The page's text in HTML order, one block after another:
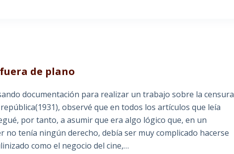
de plano
documentación para realizar un trabajo sobre la censura
observé que en todos los artículos que leía
por tanto, a asumir que era algo lógico que, en un
no tenía ningún derecho, debía ser muy complicado hacerse
como el negocio del cine,…